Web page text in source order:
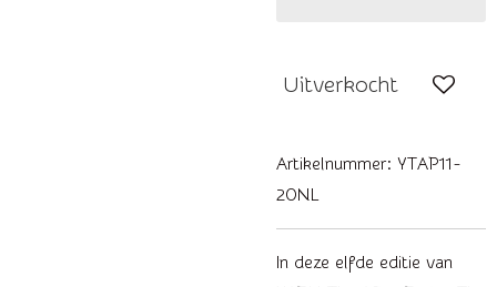
Uitverkocht
Artikelnummer: YTAP11-
20NL
In deze elfde editie van